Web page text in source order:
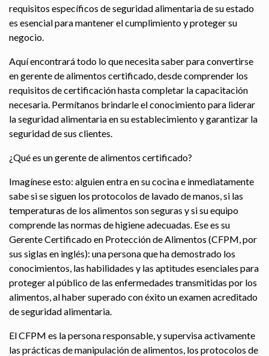
requisitos específicos de seguridad alimentaria de su estado
es esencial para mantener el cumplimiento y proteger su
negocio.
Aquí encontrará todo lo que necesita saber para convertirse
en gerente de alimentos certificado, desde comprender los
requisitos de certificación hasta completar la capacitación
necesaria. Permítanos brindarle el conocimiento para liderar
la seguridad alimentaria en su establecimiento y garantizar la
seguridad de sus clientes.
¿Qué es un gerente de alimentos certificado?
Imagínese esto: alguien entra en su cocina e inmediatamente
sabe si se siguen los protocolos de lavado de manos, si las
temperaturas de los alimentos son seguras y si su equipo
comprende las normas de higiene adecuadas. Ese es su
Gerente Certificado en Protección de Alimentos (CFPM, por
sus siglas en inglés): una persona que ha demostrado los
conocimientos, las habilidades y las aptitudes esenciales para
proteger al público de las enfermedades transmitidas por los
alimentos, al haber superado con éxito un examen acreditado
de seguridad alimentaria.
El CFPM es la persona responsable, y supervisa activamente
las prácticas de manipulación de alimentos, los protocolos de